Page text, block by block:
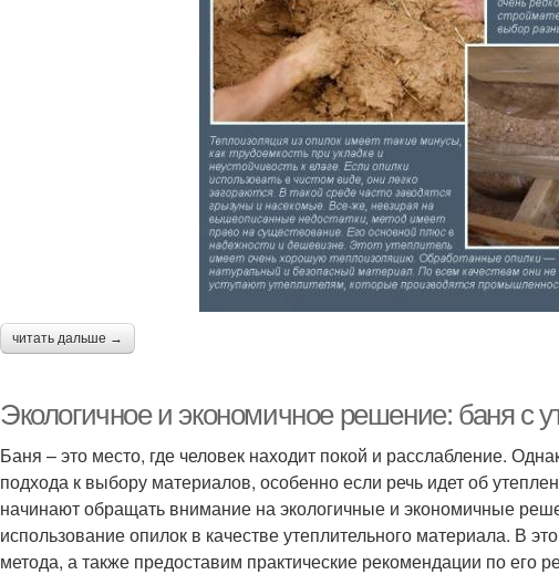
читать дальше →
Экологичное и экономичное решение: баня с
Баня – это место, где человек находит покой и расслабление.
подхода к выбору материалов, особенно если речь идет об
начинают обращать внимание на экологичные и экономичные
использование опилок в качестве утеплительного материала. В
метода, а также предоставим практические рекомендации по его